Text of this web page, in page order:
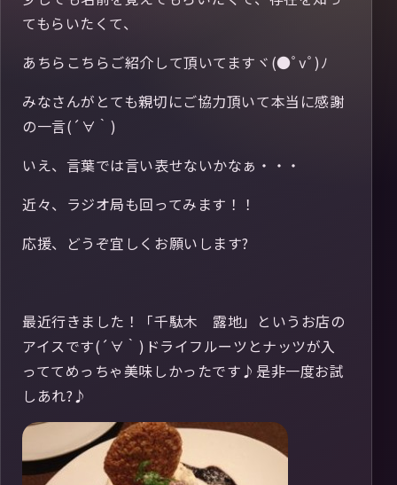
てもらいたくて、
あちらこちらご紹介して頂いてますヾ(●ﾟⅴﾟ)ﾉ
みなさんがとても親切にご協力頂いて本当に感謝
の一言(´∀｀)
いえ、言葉では言い表せないかなぁ・・・
近々、ラジオ局も回ってみます！！
応援、どうぞ宜しくお願いします?
最近行きました！「千駄木 露地」というお店の
アイスです(´∀｀)ドライフルーツとナッツが入
っててめっちゃ美味しかったです♪是非一度お試
しあれ?♪